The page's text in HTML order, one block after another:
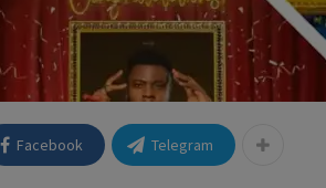
Facebook Telegram